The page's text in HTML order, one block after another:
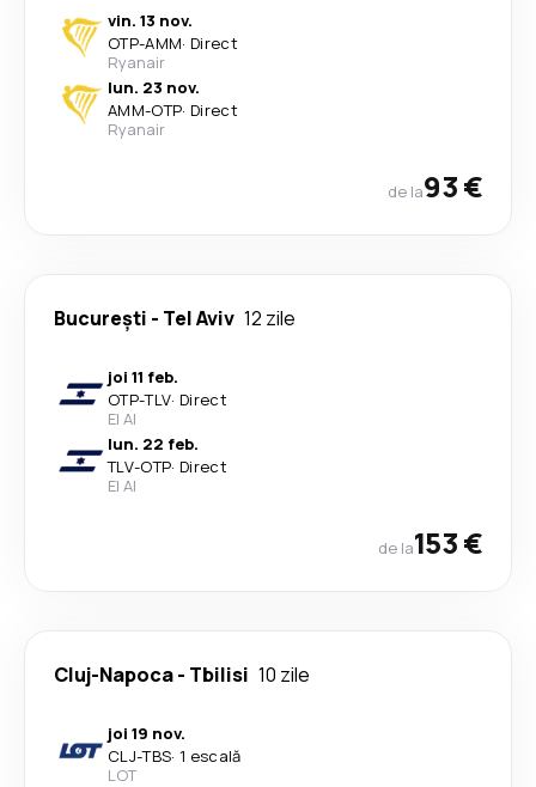
vin. 13 nov.
OTP-AMM· Direct
Ryanair
lun. 23 nov.
AMM-OTP· Direct
Ryanair
de la93 €
București - Tel Aviv 12 zile
joi 11 feb.
OTP-TLV· Direct
El Al
lun. 22 feb.
TLV-OTP· Direct
El Al
de la153 €
Cluj-Napoca- Tbilisi 10 zile
joi 19 nov.
CLJ-TBS· 1 escală
LOT